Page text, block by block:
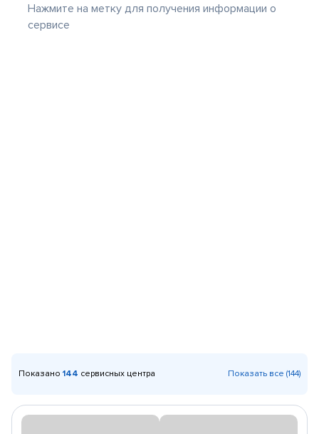
Нажмите на метку для получения информации о
сервисе
Показано 144 сервисных центра Показать все (144)